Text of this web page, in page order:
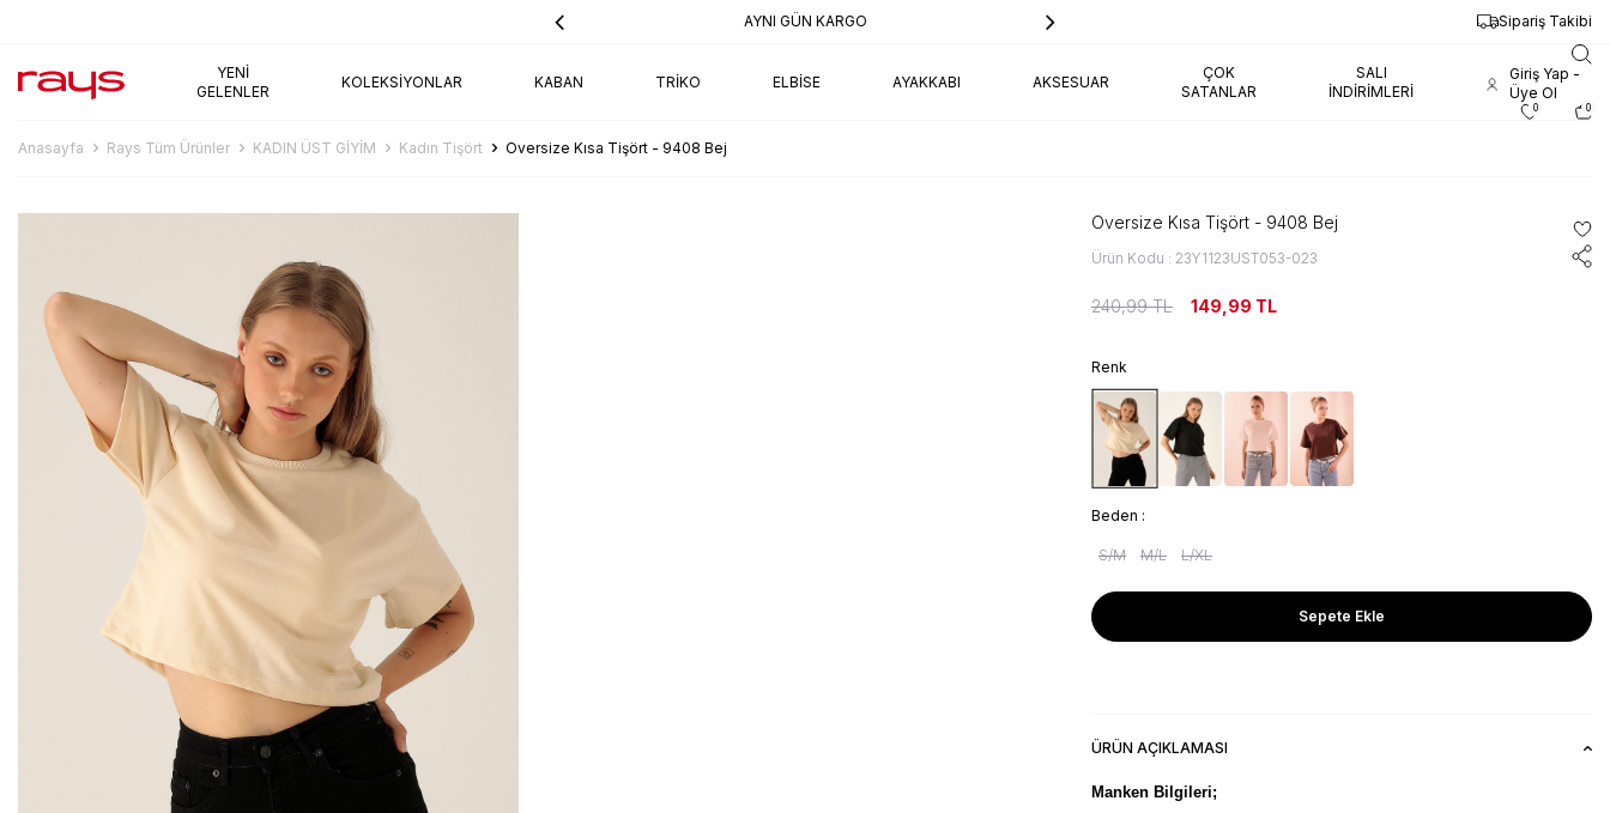
AYNI GÜN KARGO Sipariş Takibi
YENI
GELENLER
KOLEKSIYONLAR KABAN TRIKO ELBISE AYAKKABI AKSESUAR
ÇOK
SATANLAR
SALI
İNDIRIMLERI
Giriş Yap -
Üye Ol
0 0
Anasayfa Rays Tüm Ürünler KADIN ÜST GİYİM Kadın Tişört Oversize Kısa Tişört - 9408 Bej
Oversize Kısa Tişört - 9408 Bej
Ürün Kodu : 23Y1123UST053-023
240,99TL 149,99 TL
Renk
Beden :
S/M M/L L/XL
Sepete Ekle
ÜRÜN AÇIKLAMASI
Manken Bilgileri;